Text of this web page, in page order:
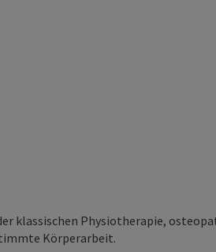
klassischen Physiotherapie,
Körperarbeit.